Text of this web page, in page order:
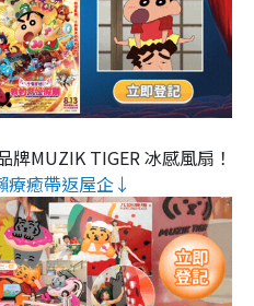
牌MUZIK TIGER 冰感風扇！
療癒帶返屋企↓